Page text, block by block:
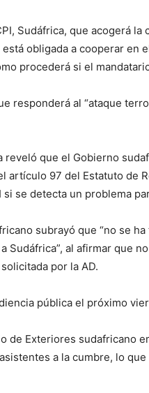
Sudáfrica, que acogerá
obligada a cooperar en
procederá si el
responderá al “ataque
reveló que el Gobierno
artículo 97 del Estatuto de
se detecta un problema
subrayó que “no se
Sudáfrica”, al afirmar que
por la AD.
pública el próximo
de Exteriores sudafricano
a la cumbre, lo